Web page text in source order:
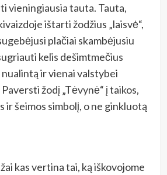
vieningiausia tauta. Tauta,
ištarti žodžius „laisvė“,
plačiai skambėjusiu
kelis dešimtmečius
ir vienai valstybei
žodį „Tėvynė“ į taikos,
ir šeimos simbolį, o ne ginkluotą
kas vertina tai, ką iškovojome